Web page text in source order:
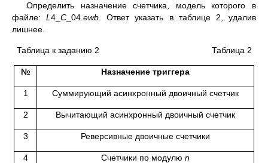
Определить назначение счетчика, модель которого в
файле:L4_C _04.ewb . Ответ указать в таблице 2, удалив
лишнее.
Таблица к заданию 2 Таблица 2
№ Назначение триггера
1 Суммирующий асинхронный двоичный счетчик
2 Вычитающий асинхронный двоичный счетчик
3 Реверсивные двоичные счетчики
4 Счетчики по модулю n